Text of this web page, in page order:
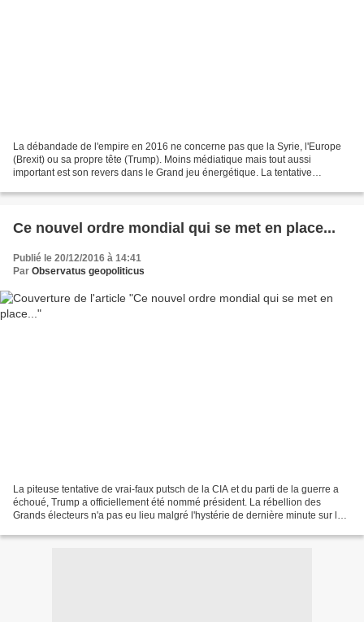
La débandade de l'empire en 2016 ne concerne pas que la Syrie, l'Europe
(Brexit) ou sa propre tête (Trump). Moins médiatique mais tout aussi
important est son revers dans le Grand jeu énergétique. La tentative
Ce nouvel ordre mondial qui se met en place...
Publié le 20/12/2016 à 14:41
Par Observatus geopoliticus
La piteuse tentative de vrai-faux putsch de la CIA et du parti de la guerre a
échoué, Trump a officiellement été nommé président. La rébellion des
Grands électeurs n'a pas eu lieu malgré l'hystérie de dernière minute sur le